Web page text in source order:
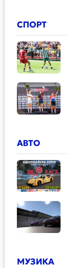
СПОРТ
АВТО
МУЗИКА